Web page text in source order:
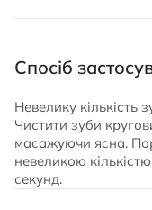
Спосіб
Невелику кількість
Чистити зуби
масажуючи ясна.
невеликою
секунд.